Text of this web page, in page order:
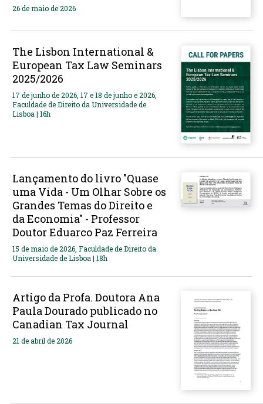
26 de maio de 2026
The Lisbon International &
European Tax Law Seminars
2025/2026
17 de junho de 2026, 17 e 18 de junho e 2026,
Faculdade de Direito da Universidade de
Lisboa | 16h
Lançamento do livro "Quase
uma Vida - Um Olhar Sobre os
Grandes Temas do Direito e
da Economia" - Professor
Doutor Eduarco Paz Ferreira
15 de maio de 2026, Faculdade de Direito da
Universidade de Lisboa | 18h
Artigo da Profa. Doutora Ana
Paula Dourado publicado no
Canadian Tax Journal
21 de abril de 2026